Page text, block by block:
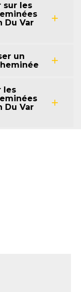
sur les
Du Var
un
les
Du Var